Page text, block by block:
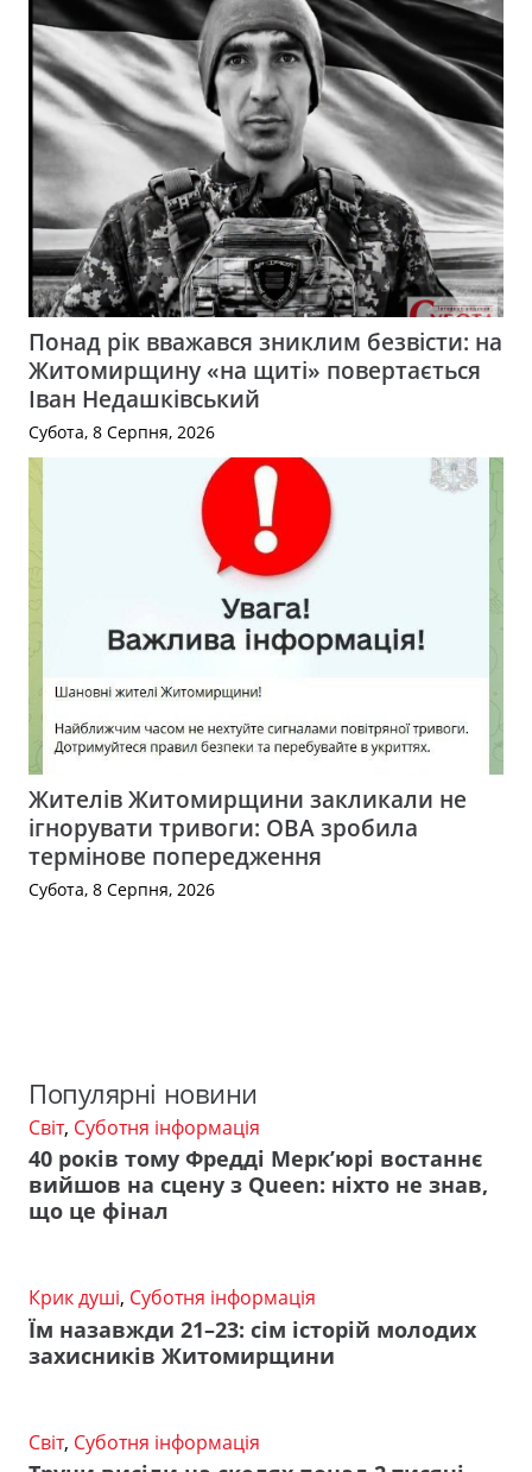
Понад рік вважався зниклим безвісти: на
Житомирщину «на щиті» повертається
Іван Недашківський
Субота, 8 Серпня, 2026
Жителів Житомирщини закликали не
ігнорувати тривоги: ОВА зробила
термінове попередження
Субота, 8 Серпня, 2026
Популярні новини
Світ, Суботня інформація
40 років тому Фредді Мерк’юрі востаннє
вийшов на сцену з Queen: ніхто не знав,
що це фінал
Крик душі, Суботня інформація
Їм назавжди 21–23: сім історій молодих
захисників Житомирщини
Світ, Суботня інформація